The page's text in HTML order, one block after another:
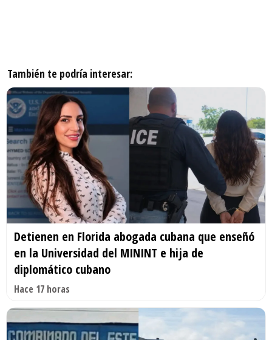
También te podría interesar:
Detienen en Florida abogada cubana que enseñó
en la Universidad del MININT e hija de
diplomático cubano
Hace 17 horas